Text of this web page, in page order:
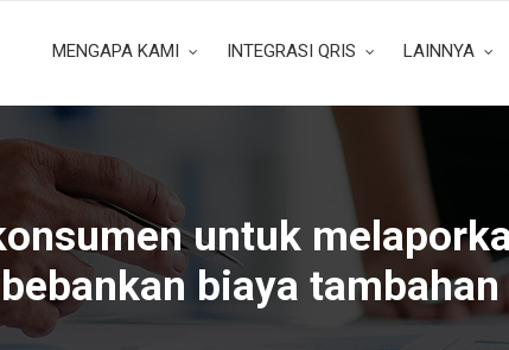
MENGAPA KAMI INTEGRASI QRIS LAINNYA
untuk
biaya tambahan